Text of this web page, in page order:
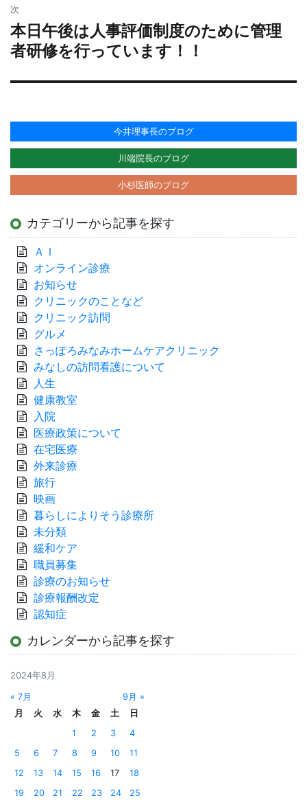
ー
シ
ョ
稿:
次
次
の
投
稿:
本日午後は人事評価制度のために管理
者研修を行っています！！
今井理事長のブログ
川端院長のブログ
小杉医師のブログ
カテゴリーから記事を探す
ＡＩ
オンライン診療
お知らせ
クリニックのことなど
クリニック訪問
グルメ
さっぽろみなみホームケアクリニック
みなしの訪問看護について
人生
健康教室
入院
医療政策について
在宅医療
外来診療
旅行
映画
暮らしによりそう診療所
未分類
緩和ケア
職員募集
診療のお知らせ
診療報酬改定
認知症
カレンダーから記事を探す
2024年8月
« 7月
9月 »
月
火 水 木 金 土
日
1
2 3
4
5
6 7 8 9 10
11
12
13 14 15 16 17
18
19
20 21 22 23 24
25